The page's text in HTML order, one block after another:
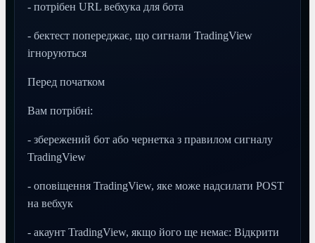
- потрібен URL вебхука для бота
- бектест попереджає, що сигнали TradingView
ігноруються
Перед початком
Вам потрібні:
- збережений бот або чернетка з правилом сигналу
TradingView
- оповіщення TradingView, яке може надсилати POST
на вебхук
- акаунт TradingView, якщо його ще немає: Відкрити